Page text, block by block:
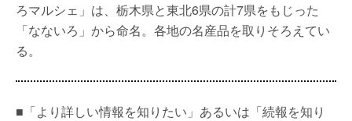
ろマルシェ」は、栃木県と東北6県の計7県をもじった
「なないろ」から命名。各地の名産品を取りそろえてい
る。
■「より詳しい情報を知りたい」あるいは「続報を知り